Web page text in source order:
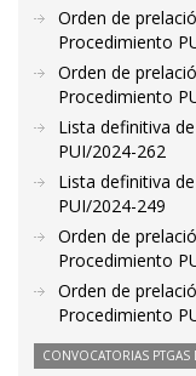
Orden de
Procedimiento
Orden de
Procedimiento
Lista definitiva
PUI/2024-262
Lista definitiva
PUI/2024-249
Orden de
Procedimiento
Orden de
Procedimiento
CONVOCATORIAS